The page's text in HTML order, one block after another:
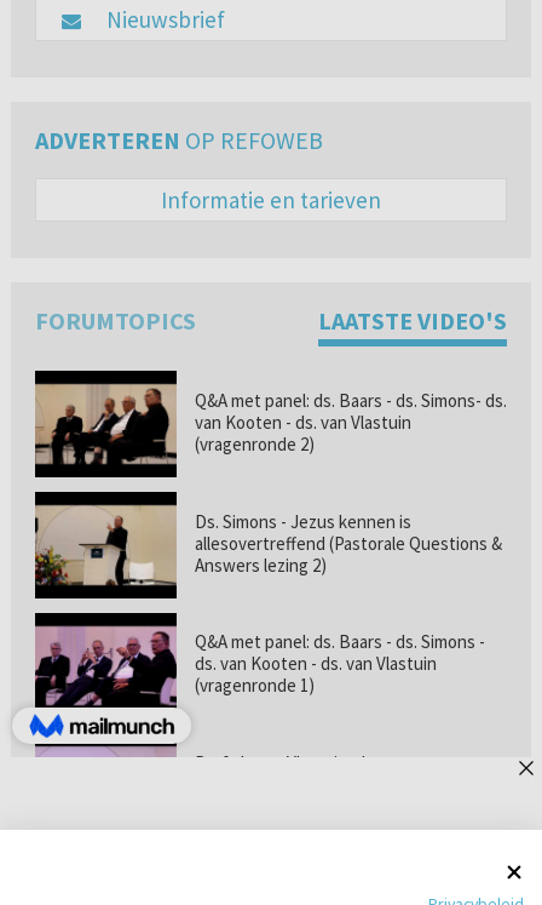
Nieuwsbrief
ADVERTEREN OP REFOWEB
Informatie en tarieven
FORUMTOPICS LAATSTE VIDEO'S
Q&A met panel: ds. Baars - ds. Simons- ds.
van Kooten - ds. van Vlastuin
(vragenronde 2)
Ds. Simons - Jezus kennen is
allesovertreffend (Pastorale Questions &
Answers lezing 2)
Q&A met panel: ds. Baars - ds. Simons -
ds. van Kooten - ds. van Vlastuin
(vragenronde 1)
Prof. dr. van Vlastuin - Is